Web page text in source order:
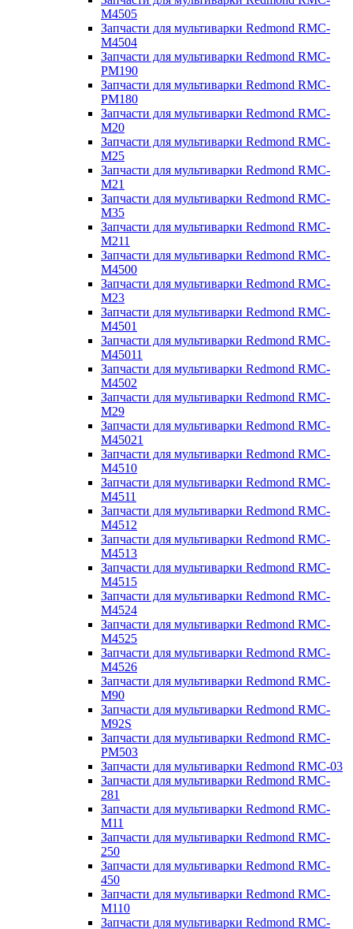
M4505
Запчасти для мультиварки Redmond RMC-
M4504
Запчасти для мультиварки Redmond RMC-
PM190
Запчасти для мультиварки Redmond RMC-
PM180
Запчасти для мультиварки Redmond RMC-
M20
Запчасти для мультиварки Redmond RMC-
M25
Запчасти для мультиварки Redmond RMC-
M21
Запчасти для мультиварки Redmond RMC-
M35
Запчасти для мультиварки Redmond RMC-
M211
Запчасти для мультиварки Redmond RMC-
M4500
Запчасти для мультиварки Redmond RMC-
M23
Запчасти для мультиварки Redmond RMC-
M4501
Запчасти для мультиварки Redmond RMC-
M45011
Запчасти для мультиварки Redmond RMC-
M4502
Запчасти для мультиварки Redmond RMC-
M29
Запчасти для мультиварки Redmond RMC-
M45021
Запчасти для мультиварки Redmond RMC-
M4510
Запчасти для мультиварки Redmond RMC-
M4511
Запчасти для мультиварки Redmond RMC-
M4512
Запчасти для мультиварки Redmond RMC-
M4513
Запчасти для мультиварки Redmond RMC-
M4515
Запчасти для мультиварки Redmond RMC-
M4524
Запчасти для мультиварки Redmond RMC-
M4525
Запчасти для мультиварки Redmond RMC-
M4526
Запчасти для мультиварки Redmond RMC-
M90
Запчасти для мультиварки Redmond RMC-
M92S
Запчасти для мультиварки Redmond RMC-
PM503
Запчасти для мультиварки Redmond RMC-03
Запчасти для мультиварки Redmond RMC-
281
Запчасти для мультиварки Redmond RMC-
M11
Запчасти для мультиварки Redmond RMC-
250
Запчасти для мультиварки Redmond RMC-
450
Запчасти для мультиварки Redmond RMC-
M110
Запчасти для мультиварки Redmond RMC-